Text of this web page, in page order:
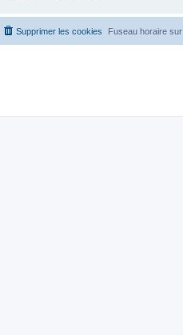
Fuseau horaire sur
Supprimer les cookies